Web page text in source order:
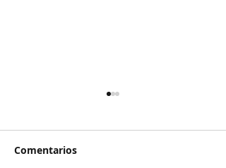
Comentarios